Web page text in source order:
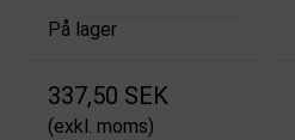
På lager
337,50 SEK
(exkl. moms)